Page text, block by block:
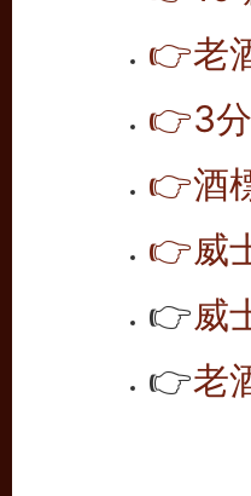
👉老
👉3
👉酒
👉威
👉威
👉老